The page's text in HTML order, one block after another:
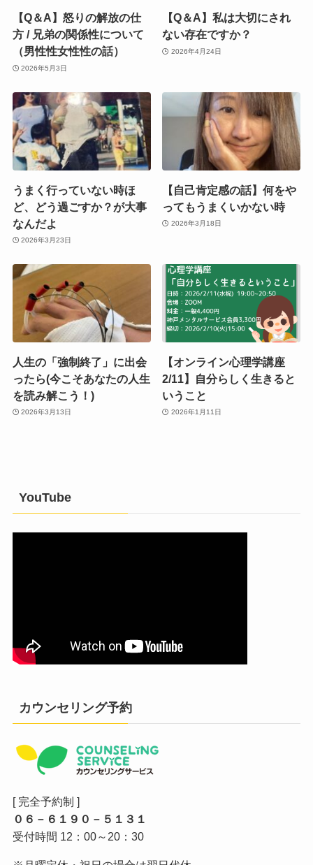
【Q＆A】怒りの解放の仕
方 / 兄弟の関係性について
（男性性女性性の話）
2026年5月3日
【Q＆A】私は大切にされ
ない存在ですか？
2026年4月24日
うまく行っていない時ほ
ど、どう過ごすか？が大事
なんだよ
2026年3月23日
【自己肯定感の話】何をや
ってもうまくいかない時
2026年3月18日
人生の「強制終了」に出会
ったら(今こそあなたの人生
を読み解こう！)
2026年3月13日
【オンライン心理学講座
2/11】自分らしく生きると
いうこと
2026年1月11日
YouTube
カウンセリング予約
[ 完全予約制 ]
０６－６１９０－５１３１
受付時間 12：00～20：30